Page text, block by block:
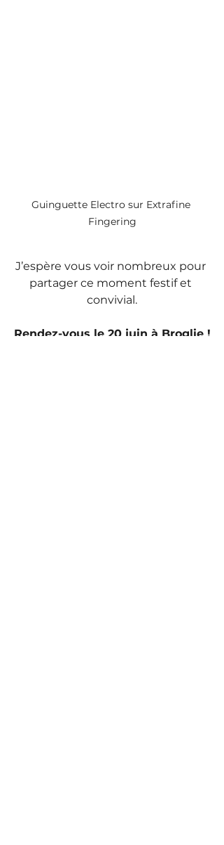
Guinguette Electro sur Extrafine
Fingering
J’espère vous voir nombreux pour
partager ce moment festif et
convivial.
Rendez-vous le 20 juin à Broglie !